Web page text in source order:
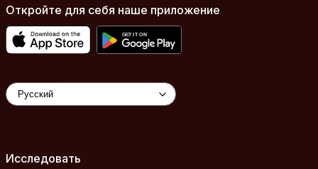
Откройте для себя наше приложение
Исследовать